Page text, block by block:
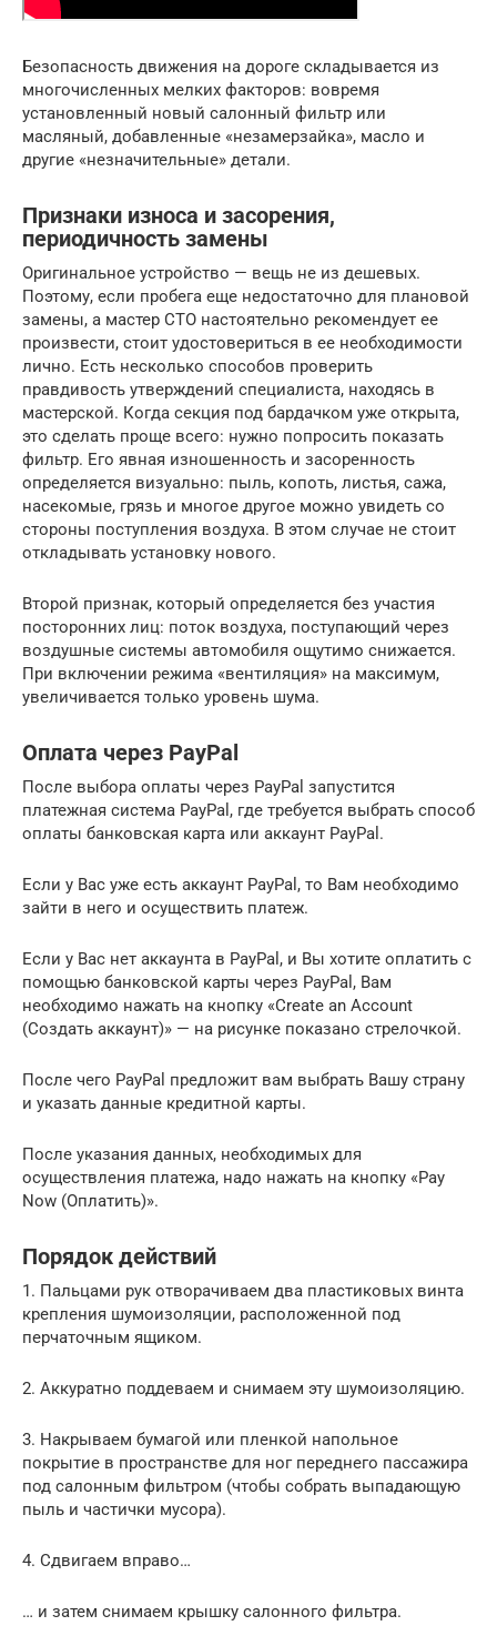
Безопасность движения на дороге складывается из
многочисленных мелких факторов: вовремя
установленный новый салонный фильтр или
масляный, добавленные «незамерзайка», масло и
другие «незначительные» детали.
Признаки износа и засорения,
периодичность замены
Оригинальное устройство — вещь не из дешевых.
Поэтому, если пробега еще недостаточно для плановой
замены, а мастер СТО настоятельно рекомендует ее
произвести, стоит удостовериться в ее необходимости
лично. Есть несколько способов проверить
правдивость утверждений специалиста, находясь в
мастерской. Когда секция под бардачком уже открыта,
это сделать проще всего: нужно попросить показать
фильтр. Его явная изношенность и засоренность
определяется визуально: пыль, копоть, листья, сажа,
насекомые, грязь и многое другое можно увидеть со
стороны поступления воздуха. В этом случае не стоит
откладывать установку нового.
Второй признак, который определяется без участия
посторонних лиц: поток воздуха, поступающий через
воздушные системы автомобиля ощутимо снижается.
При включении режима «вентиляция» на максимум,
увеличивается только уровень шума.
Оплата через PayPal
После выбора оплаты через PayPal запустится
платежная система PayPal, где требуется выбрать способ
оплаты банковская карта или аккаунт PayPal.
Если у Вас уже есть аккаунт PayPal, то Вам необходимо
зайти в него и осуществить платеж.
Если у Вас нет аккаунта в PayPal, и Вы хотите оплатить с
помощью банковской карты через PayPal, Вам
необходимо нажать на кнопку «Create an Account
(Создать аккаунт)» — на рисунке показано стрелочкой.
После чего PayPal предложит вам выбрать Вашу страну
и указать данные кредитной карты.
После указания данных, необходимых для
осуществления платежа, надо нажать на кнопку «Pay
Now (Оплатить)».
Порядок действий
1. Пальцами рук отворачиваем два пластиковых винта
крепления шумоизоляции, расположенной под
перчаточным ящиком.
2. Аккуратно поддеваем и снимаем эту шумоизоляцию.
3. Накрываем бумагой или пленкой напольное
покрытие в пространстве для ног переднего пассажира
под салонным фильтром (чтобы собрать выпадающую
пыль и частички мусора).
4. Сдвигаем вправо…
… и затем снимаем крышку салонного фильтра.